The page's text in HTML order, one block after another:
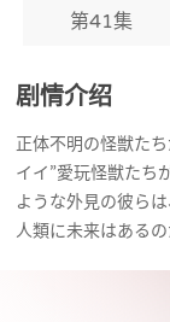
第41集
剧情介绍
正体不明の怪獣た
イイ”愛玩怪獣たち
ような外見の彼ら
人類に未来はあるの